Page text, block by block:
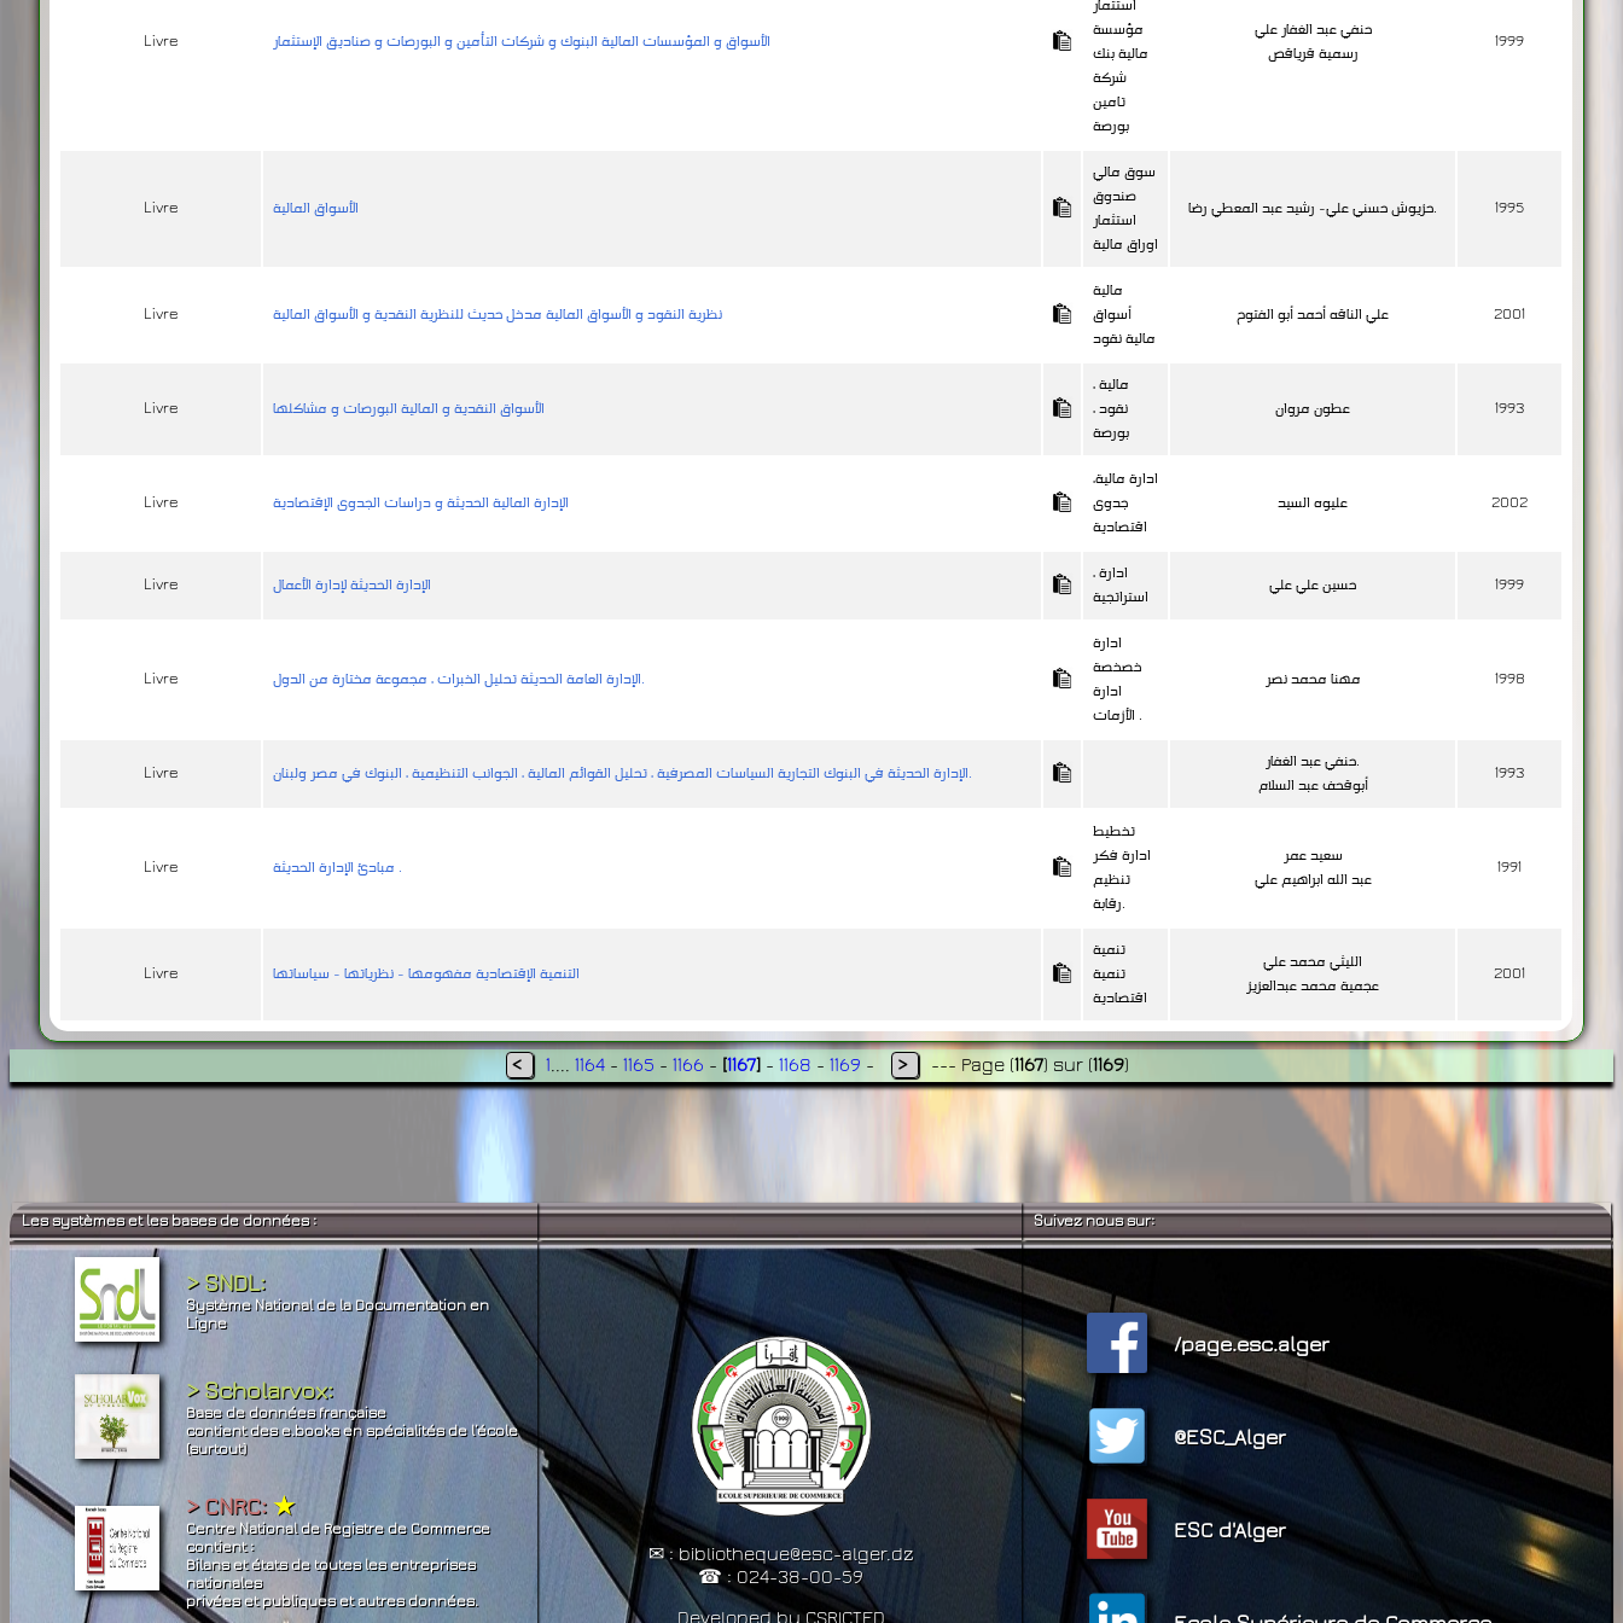
Livre الأسواق و المؤسسات المالية البنوك و شركات التأمين و البورصات و صناديق الإستثمار
استثمار
مؤسسة
مالية بنك
شركة
تامين
بورصة
حنفي عبد الغفار علي
رسمية قرياقص
1999
Livre الأسواق المالية
سوق مالي
صندوق
استثمار
اوراق مالية
حزيوش حسني علي- رشيد عبد المعطي رضا. 1995
Livre نظرية النقود و الأسواق المالية مدخل حديث للنظرية النقدية و الأسواق المالية
مالية
أسواق
مالية نقود
علي الناقه أحمد أبو الفتوح 2001
Livre الأسواق النقدية و المالية البورصات و مشاكلها
مالية ،
نقود ،
بورصة
عطون مروان 1993
Livre الإدارة المالية الحديثة و دراسات الجدوى الإقتصادية
ادارة مالية،
جدوى
اقتصادية
عليوه السيد 2002
Livre الإدارة الحديثة لإدارة الأعمال
ادارة ،
استراتجية
حسين علي علي 1999
Livre الإدارة العامة الحديثة تحليل الخبرات ، مجموعة مختارة من الدول.
ادارة
خصخصة
ادارة
الأزمات .
مهنا محمد نصر 1998
Livre الإدارة الحديثة في البنوك التجارية السياسات المصرفية ، تحليل القوائم المالية ، الجوانب التنظيمية ، البنوك في مصر ولبنان.
حنفي عبد الغفار.
أبوقحف عبد السلام
1993
Livre مبادئ الإدارة الحديثة .
تخطيط
ادارة فكر
تنظيم
رقابة.
سعيد عمر
عبد الله ابراهيم علي
1991
Livre التنمية الإقتصادية مفهومها - نظرياتها - سياساتها
تنمية
تنمية
اقتصادية
الليثي محمد علي
عجمية محمد عبدالعزيز
2001
< 1 1164 - 1165 - 1166 - [1167] - 1168 - 1169 - > --- Page (1167) sur (1169)
Les systèmes et les bases de données : Suivez nous sur:
> SNDL:
Système National de la Documentation en
Ligne
> Scholarvox:
Base de données française
contient des e.books en spécialités de l’école
(surtout)
> CNRC:★
Centre National de Registre de Commerce
contient :
Bilans et états de toutes les entreprises
nationales
privées et publiques et autres données.
✉ : bibliotheque@esc-alger.dz
☎ : 024-38-00-59
Developed by CSRICTED
/page.esc.alger
@ESC_Alger
ESC d'Alger